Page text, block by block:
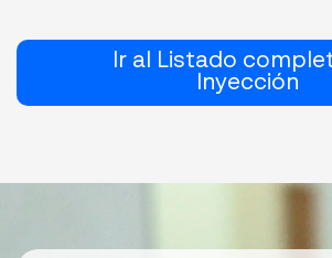
Ir al Listado
Inyección